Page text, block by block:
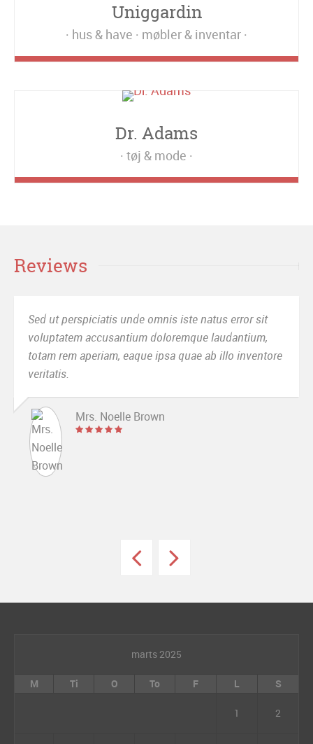
Uniggardin
hus & have møbler & inventar
Dr. Adams
tøj & mode
Reviews
Sed ut perspiciatis unde omnis iste natus error sit
voluptatem accusantium doloremque laudantium,
totam rem aperiam, eaque ipsa quae ab illo inventore
veritatis.
Mrs. Noelle Brown
marts 2025
M Ti O To F L S
1 2